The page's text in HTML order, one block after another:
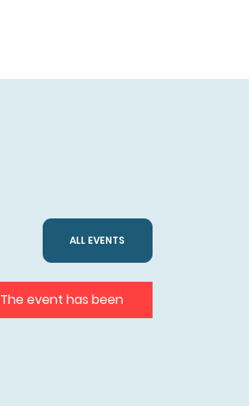
ALL EVENTS
The event has been